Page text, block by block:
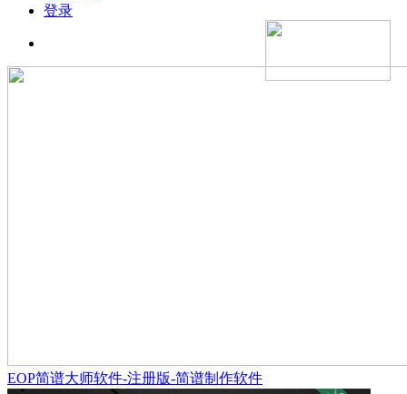
登录
EOP简谱大师软件-注册版-简谱制作软件